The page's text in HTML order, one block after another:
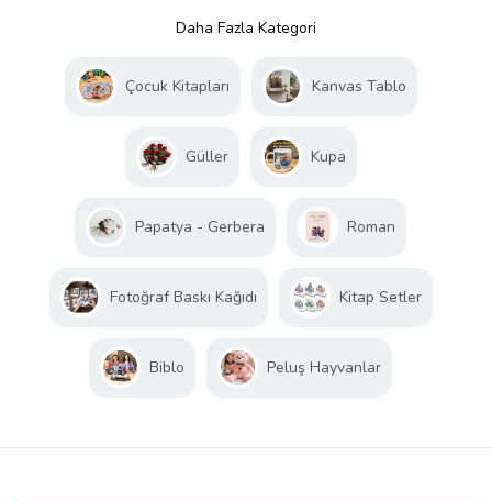
Daha Fazla Kategori
Çocuk Kitapları Kanvas Tablo
Güller Kupa
Papatya - Gerbera Roman
Fotoğraf Baskı Kağıdı Kitap Setler
Biblo Peluş Hayvanlar